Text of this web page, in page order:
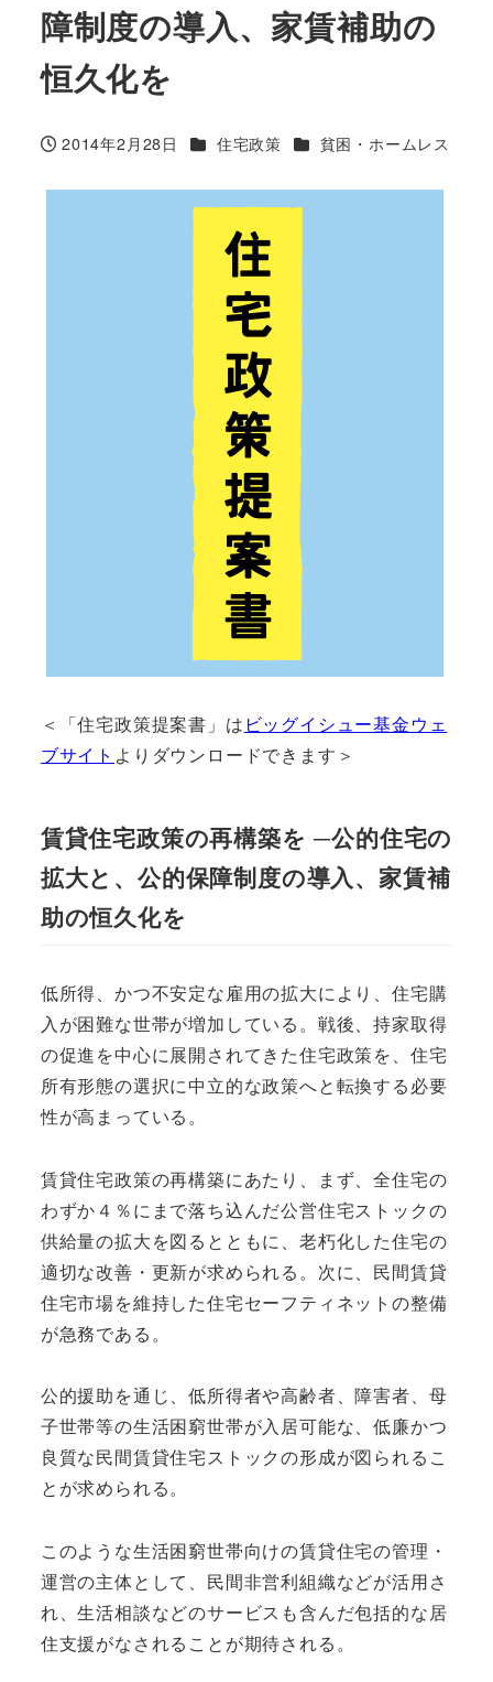
障制度の導入、家賃補助の
恒久化を
投稿日
2014年2月28日 カテゴリー
住宅政策 カテゴリー
貧困・ホームレス
＜「住宅政策提案書」は ビッグイシュー基金ウェ
ブサイト よりダウンロードできます＞
賃貸住宅政策の再構築を ─公的住宅の
拡大と、公的保障制度の導入、家賃補
助の恒久化を
低所得、かつ不安定な雇用の拡大により、住宅購
入が困難な世帯が増加している。戦後、持家取得
の促進を中心に展開されてきた住宅政策を、住宅
所有形態の選択に中立的な政策へと転換する必要
性が高まっている。
賃貸住宅政策の再構築にあたり、まず、全住宅の
わずか４％にまで落ち込んだ公営住宅ストックの
供給量の拡大を図るとともに、老朽化した住宅の
適切な改善・更新が求められる。次に、民間賃貸
住宅市場を維持した住宅セーフティネットの整備
が急務である。
公的援助を通じ、低所得者や高齢者、障害者、母
子世帯等の生活困窮世帯が入居可能な、低廉かつ
良質な民間賃貸住宅ストックの形成が図られるこ
とが求められる。
このような生活困窮世帯向けの賃貸住宅の管理・
運営の主体として、民間非営利組織などが活用さ
れ、生活相談などのサービスも含んだ包括的な居
住支援がなされることが期待される。